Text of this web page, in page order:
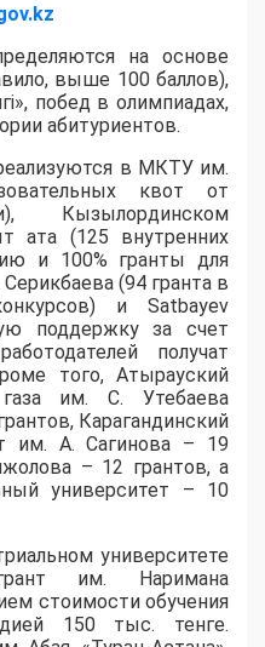
на основе
выше 100 баллов),
побед в олимпиадах,
абитуриентов.
в МКТУ им.
квот от
Кызылординском
ата (125 внутренних
и 100% гранты для
(94 гранта в
и Satbayev
поддержку за счет
получат
того, Атырауский
им. С. Утебаева
Карагандинский
им. А. Сагинова – 19
– 12 грантов, а
университет – 10
университете
им. Наримана
стоимости обучения
150 тыс. тенге.